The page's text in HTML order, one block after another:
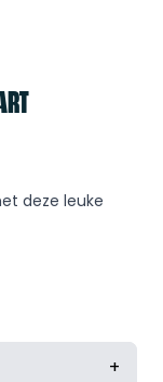
deze leuke
+